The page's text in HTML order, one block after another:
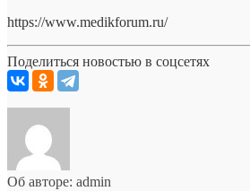
https://www.medikforum.ru/
Поделиться новостью в соцсетях
Об авторе: admin